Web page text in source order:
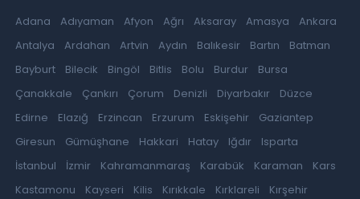
Adana Adıyaman Afyon Ağrı Aksaray Amasya
Ankara
Antalya
Ardahan Artvin Aydın Balıkesir Bartın
Batman
Bayburt
Bilecik Bingöl Bitlis Bolu Burdur
Bursa
Çanakkale
Çankırı Çorum Denizli Diyarbakır
Düzce
Edirne
Elazığ Erzincan Erzurum Eskişehir
Gaziantep
Giresun
Gümüşhane Hakkari Hatay Iğdır
Isparta
İstanbul
İzmir Kahramanmaraş Karabük Karaman
Kars
Kastamonu
Kayseri Kilis Kırıkkale Kırklareli
Kırşehir